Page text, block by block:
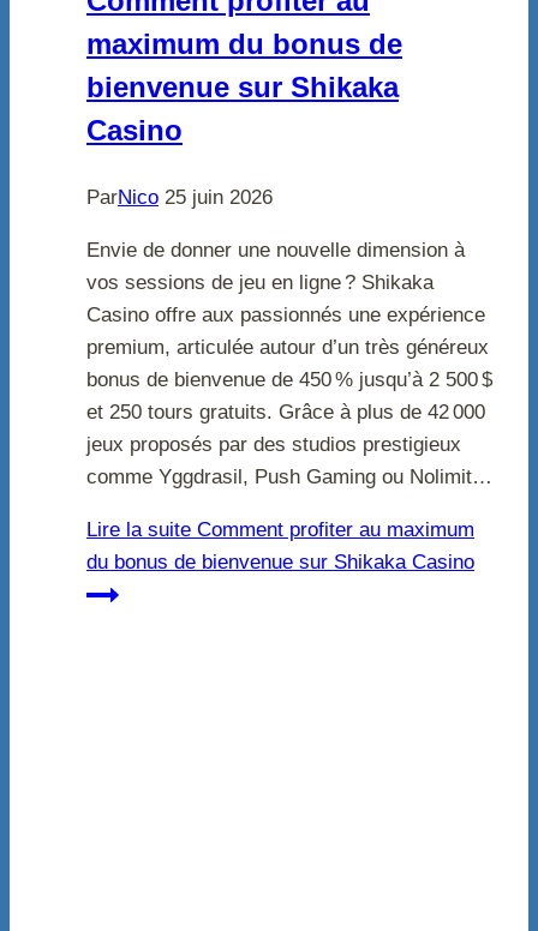
maximum du bonus de
bienvenue sur Shikaka
Casino
ParNico 25 juin 2026
Envie de donner une nouvelle dimension à
vos sessions de jeu en ligne ? Shikaka
Casino offre aux passionnés une expérience
premium, articulée autour d’un très généreux
bonus de bienvenue de 450 % jusqu’à 2 500 $
et 250 tours gratuits. Grâce à plus de 42 000
jeux proposés par des studios prestigieux
comme Yggdrasil, Push Gaming ou Nolimit…
Lire la suite Comment profiter au maximum
du bonus de bienvenue sur Shikaka Casino